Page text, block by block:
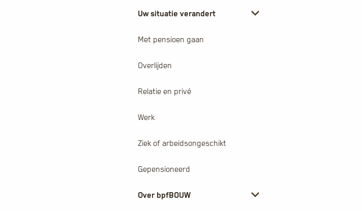
Uw situatie verandert
Met pensioen gaan
Overlijden
Relatie en privé
Werk
Ziek of arbeidsongeschikt
Gepensioneerd
Over bpfBOUW